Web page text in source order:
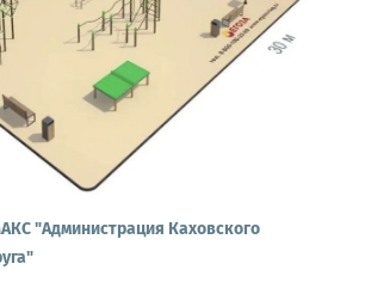
"Администрация Каховского